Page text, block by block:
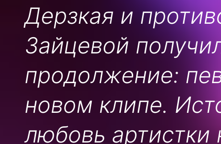
Дерзкая и
Зайцевой
продолжение:
новом клипе.
любовь артистки